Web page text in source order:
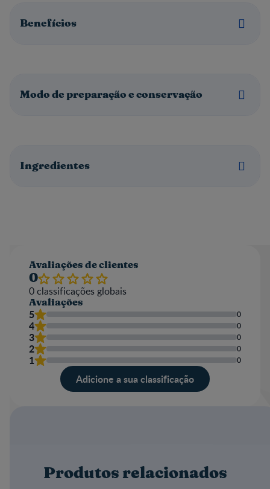
Benefícios
Modo de preparação e conservação
Ingredientes
Avaliações de clientes
0
0classificações globais
Avaliações
5 0
4 0
3 0
2 0
1 0
Adicione a sua classificação
Produtos relacionados